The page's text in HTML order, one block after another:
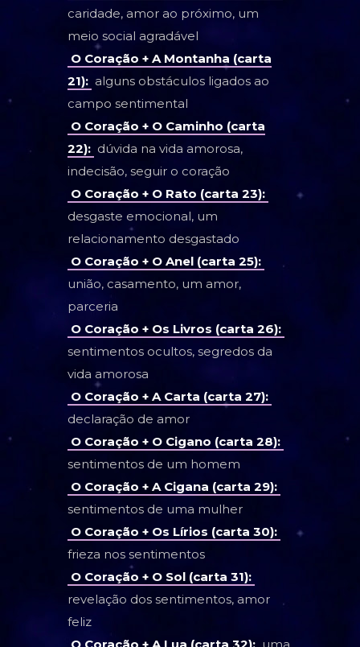
caridade, amor ao próximo, um
meio social agradável
O Coração + A Montanha (carta
21): alguns obstáculos ligados ao
campo sentimental
O Coração + O Caminho (carta
22): dúvida na vida amorosa,
indecisão, seguir o coração
O Coração + O Rato (carta 23):
desgaste emocional, um
relacionamento desgastado
O Coração + O Anel (carta 25):
união, casamento, um amor,
parceria
O Coração + Os Livros (carta 26):
sentimentos ocultos, segredos da
vida amorosa
O Coração + A Carta (carta 27):
declaração de amor
O Coração + O Cigano (carta 28):
sentimentos de um homem
O Coração + A Cigana (carta 29):
sentimentos de uma mulher
O Coração + Os Lírios (carta 30):
frieza nos sentimentos
O Coração + O Sol (carta 31):
revelação dos sentimentos, amor
feliz